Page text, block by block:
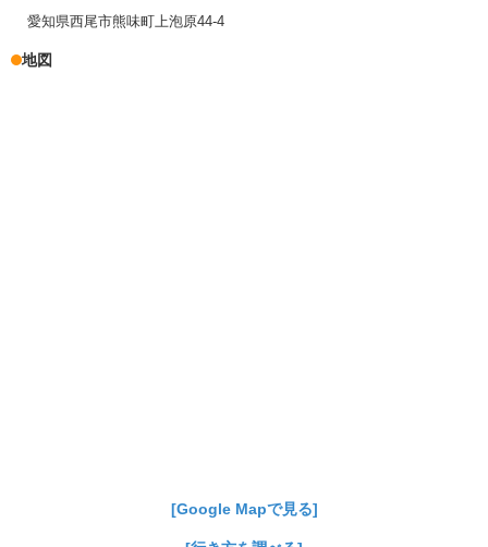
愛知県西尾市熊味町上泡原44-4
地図
[Google Mapで見る]